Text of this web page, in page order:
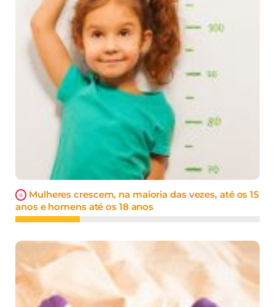
Mulheres crescem, na maioria das vezes, até os 15
anos e homens até os 18 anos